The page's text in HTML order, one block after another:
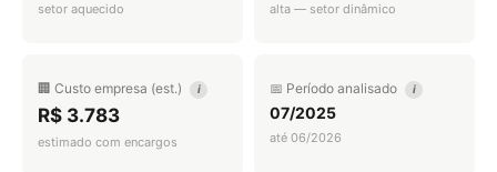
setor aquecido alta — setor dinâmico
🏢 Custo empresa (est.) i
R$ 3.783
estimado com encargos
📅 Período analisado i
07/2025
até 06/2026